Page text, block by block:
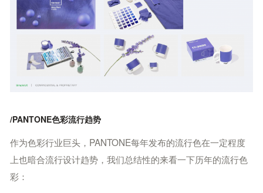
/PANTONE色彩流行趋势
作为色彩行业巨头，PANTONE每年发布的流行色在一定程度
上也暗合流行设计趋势，我们总结性的来看一下历年的流行色
彩：